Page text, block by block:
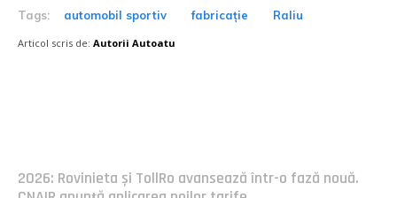
Tags: automobil sportiv fabricație Raliu
Articol scris de: Autorii Autoatu
2026: Rovinieta și TollRo avansează într-o fază nouă.